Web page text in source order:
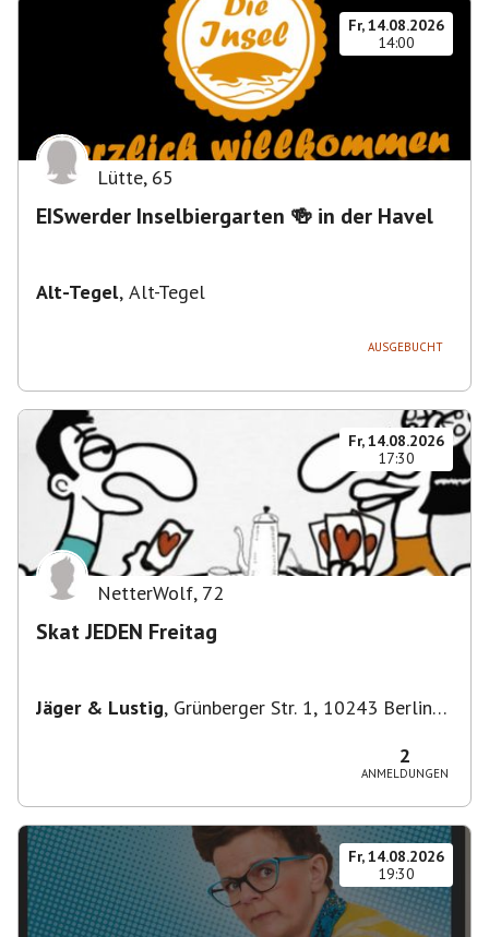
Fr, 14.08.2026
14:00
Lütte, 65
EISwerder Inselbiergarten 🍻 in der Havel
Alt-Tegel, Alt-Tegel
AUSGEBUCHT
Fr, 14.08.2026
17:30
NetterWolf, 72
Skat JEDEN Freitag
Jäger & Lustig, Grünberger Str. 1, 10243 Berlin-
2
ANMELDUNGEN
Fr, 14.08.2026
19:30